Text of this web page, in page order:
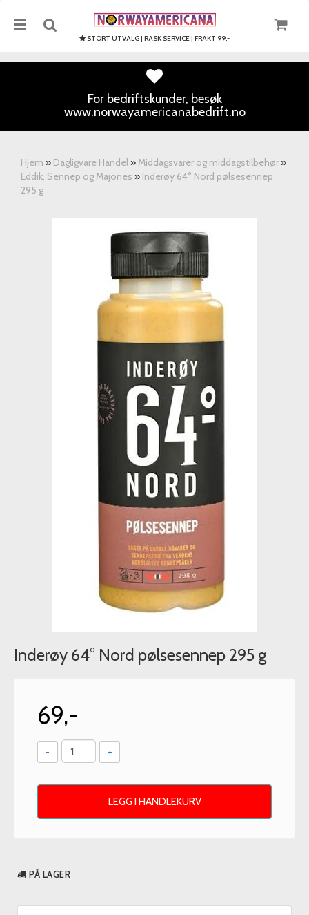
STORT UTVALG | RASK SERVICE | FRAKT 99,-
For bedriftskunder, besøk
www.norwayamericanabedrift.no
Hjem » Dagligvare Handel » Middagsvarer og middagstilbehør »
Eddik, Sennep og Majones » Inderøy 64° Nord pølsesennep
295 g
Inderøy 64° Nord pølsesennep 295 g
69,-
- +
LEGG I HANDLEKURV
PÅ LAGER